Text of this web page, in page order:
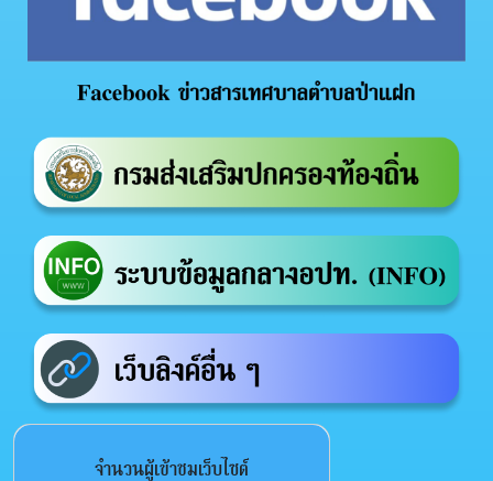
จำนวนผู้เข้าชมเว็บไซต์